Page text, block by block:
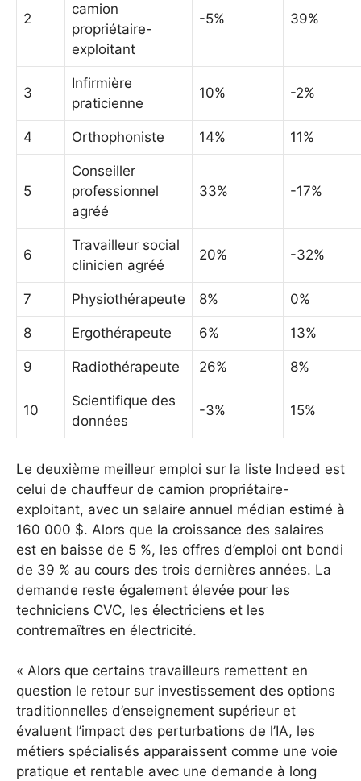
2
camion
propriétaire-
exploitant
-5% 39%
3
Infirmière
praticienne
10% -2%
4 Orthophoniste 14% 11%
5
Conseiller
professionnel
agréé
33% -17%
6
Travailleur social
clinicien agréé
20% -32%
7 Physiothérapeute 8% 0%
8 Ergothérapeute 6% 13%
9 Radiothérapeute 26% 8%
10
Scientifique des
données
-3% 15%
Le deuxième meilleur emploi sur la liste Indeed est
celui de chauffeur de camion propriétaire-
exploitant, avec un salaire annuel médian estimé à
160 000 $. Alors que la croissance des salaires
est en baisse de 5 %, les offres d’emploi ont bondi
de 39 % au cours des trois dernières années. La
demande reste également élevée pour les
techniciens CVC, les électriciens et les
contremaîtres en électricité.
« Alors que certains travailleurs remettent en
question le retour sur investissement des options
traditionnelles d’enseignement supérieur et
évaluent l’impact des perturbations de l’IA, les
métiers spécialisés apparaissent comme une voie
pratique et rentable avec une demande à long